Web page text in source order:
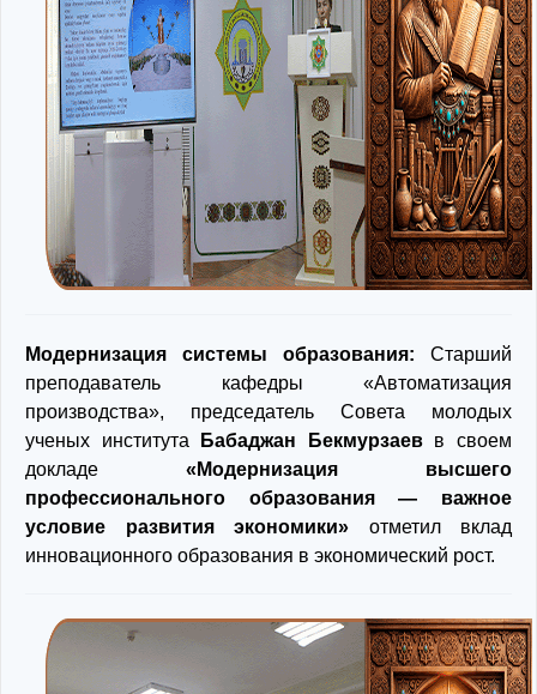
Модернизация системы образования: Старший
преподаватель кафедры «Автоматизация
производства», председатель Совета молодых
ученых института
Бабаджан Бекмурзаев в своем
докладе «Модернизация высшего
профессионального образования — важное
условие развития экономики» отметил вклад
инновационного образования в экономический рост.